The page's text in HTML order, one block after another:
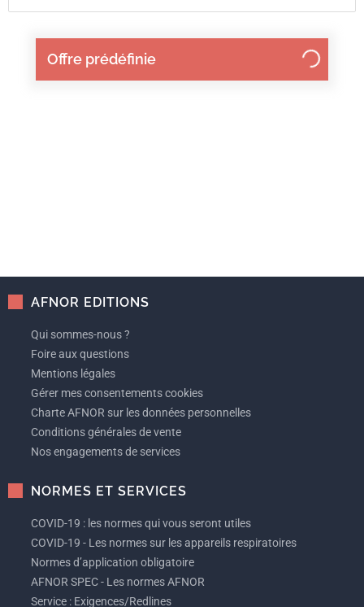
Offre prédéfinie
AFNOR EDITIONS
Qui sommes-nous ?
Foire aux questions
Mentions légales
Gérer mes consentements cookies
Charte AFNOR sur les données personnelles
Conditions générales de vente
Nos engagements de services
NORMES ET SERVICES
COVID-19 : les normes qui vous seront utiles
COVID-19 - Les normes sur les appareils respiratoires
Normes d’application obligatoire
AFNOR SPEC - Les normes AFNOR
Service : Exigences/Redlines